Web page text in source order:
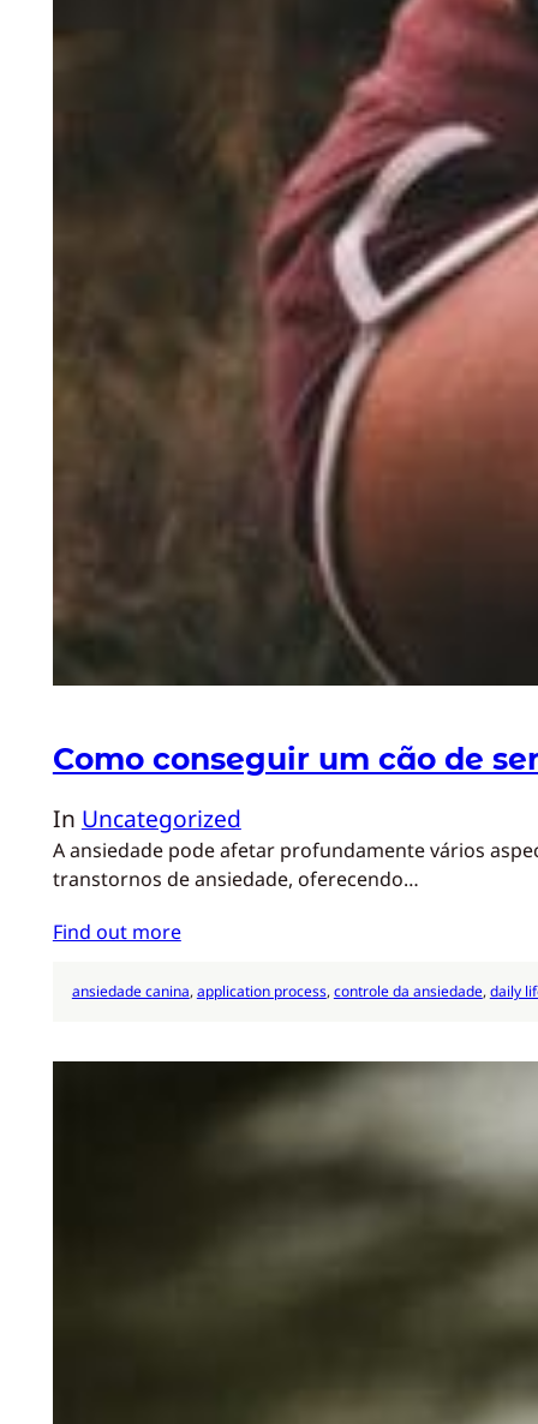
Como conseguir um cão de
In Uncategorized
A ansiedade pode afetar profundamente vários
transtornos de ansiedade, oferecendo…
Find out more
ansiedade canina, application process, controle da ansiedade, daily